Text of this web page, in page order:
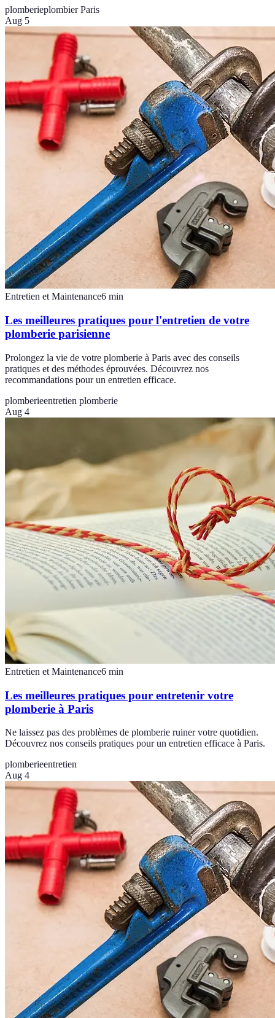
plomberieplombier Paris
Aug 5
Entretien et Maintenance6 min
Les meilleures pratiques pour l'entretien de votre
plomberie parisienne
Prolongez la vie de votre plomberie à Paris avec des conseils
pratiques et des méthodes éprouvées. Découvrez nos
recommandations pour un entretien efficace.
plomberieentretien plomberie
Aug 4
Entretien et Maintenance6 min
Les meilleures pratiques pour entretenir votre
plomberie à Paris
Ne laissez pas des problèmes de plomberie ruiner votre quotidien.
Découvrez nos conseils pratiques pour un entretien efficace à Paris.
plomberieentretien
Aug 4